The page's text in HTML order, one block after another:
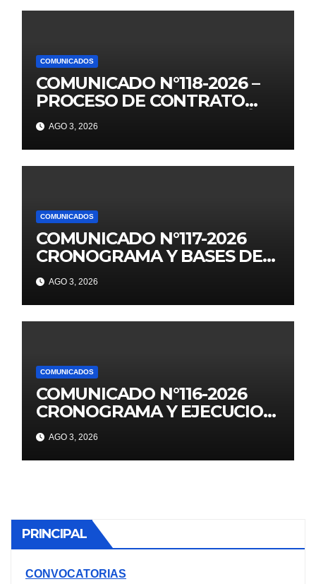
COMUNICADOS
COMUNICADO N°118-2026 –
PROCESO DE CONTRATO
AUXILIARES DE EDUCACIÓN –
2026
AGO 3, 2026
COMUNICADOS
COMUNICADO N°117-2026
CRONOGRAMA Y BASES DE
JUEGOS FLORALES
EDUCATIVOS NACIONALES
2026
AGO 3, 2026
COMUNICADOS
COMUNICADO N°116-2026
CRONOGRAMA Y EJECUCION
DE LOS JUEGOS FLORALES
ESCOLARES 2026 II
ETAPANACIONALES UGEL
AGO 3, 2026
PRINCIPAL
CONVOCATORIAS